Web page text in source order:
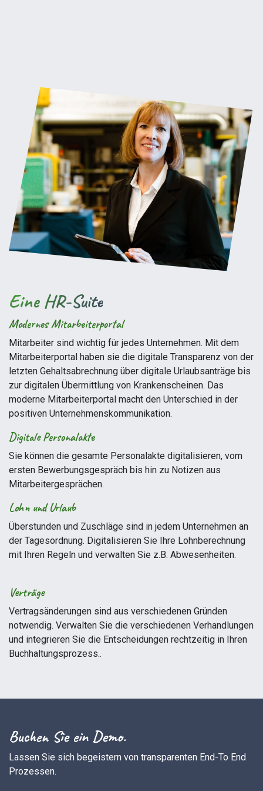
Eine HR-Suite
Modernes Mitarbeiterportal
Mitarbeiter sind wichtig für jedes Unternehmen. Mit dem
Mitarbeiterportal haben sie die digitale Transparenz von der
letzten Gehaltsabrechnung über digitale Urlaubsanträge bis
zur digitalen Übermittlung von Krankenscheinen. Das
moderne Mitarbeiterportal macht den Unterschied in der
positiven Unternehmenskommunikation.
Digitale Personalakte
Sie können die gesamte Personalakte digitalisieren, vom
ersten Bewerbungsgespräch bis hin zu Notizen aus
Mitarbeitergesprächen.
Lohn und Urlaub
Überstunden und Zuschläge sind in jedem Unternehmen an
der Tagesordnung. Digitalisieren Sie Ihre Lohnberechnung
mit Ihren Regeln und verwalten Sie z.B. Abwesenheiten.
Verträge
Vertragsänderungen sind aus verschiedenen Gründen
notwendig. Verwalten Sie die verschiedenen Verhandlungen
und integrieren Sie die Entscheidungen rechtzeitig in Ihren
Buchhaltungsprozess..
Buchen Sie ein Demo.
Lassen Sie sich begeistern von transparenten End-To End
Prozessen.